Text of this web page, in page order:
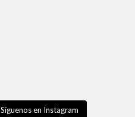
Síguenos en Instagram